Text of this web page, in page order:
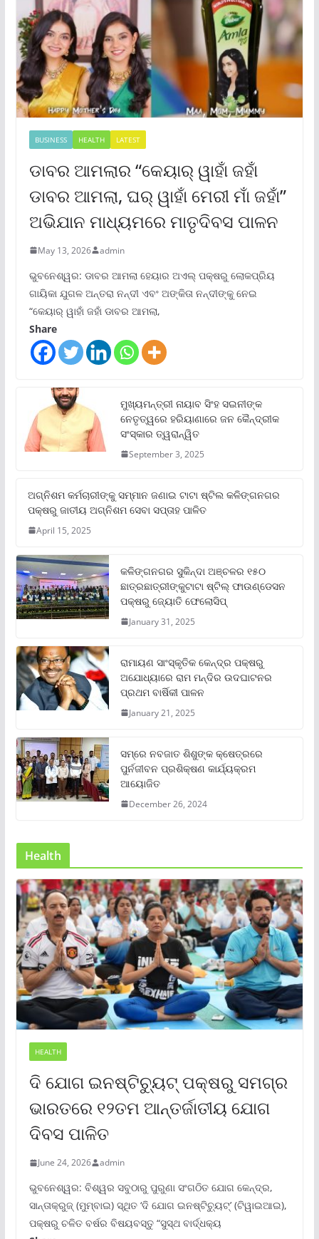
BUSINESS HEALTH LATEST
ଡାବର ଆମଲାର “କେୟାର୍ ୱାହାଁ ଜହାଁ
ଡାବର ଆମଲା, ଘର୍ ୱାହାଁ ମେରୀ ମାଁ ଜହାଁ”
ଅଭିଯାନ ମାଧ୍ୟମରେ ମାତୃଦିବସ ପାଳନ
May 13, 2026 admin
ଭୁବନେଶ୍ୱର: ଡାବର ଆମଲା ହେୟାର ଅଏଲ୍ ପକ୍ଷରୁ ଲୋକପ୍ରିୟ
ଗାୟିକା ଯୁଗଳ ଅନ୍ତରା ନନ୍ଦୀ ଏବଂ ଅଙ୍କିତା ନନ୍ଦୀଙ୍କୁ ନେଇ
“କେୟାର୍ ୱାହାଁ ଜହାଁ ଡାବର ଆମଲା,
Share
ମୁଖ୍ୟମନ୍ତ୍ରୀ ନାୟାବ ସିଂହ ସଇନୀଙ୍କ
ନେତୃତ୍ୱରେ ହରିୟାଣାରେ ଜନ କୈନ୍ଦ୍ରୀକ
ସଂସ୍କାର ତ୍ୱରାନ୍ୱିତ
September 3, 2025
ଅଗ୍ନିଶମ କର୍ମଚାରୀଙ୍କୁ ସମ୍ମାନ ଜଣାଇ ଟାଟା ଷ୍ଟିଲ କଳିଙ୍ଗନଗର
ପକ୍ଷରୁ ଜାତୀୟ ଅଗ୍ନିଶମ ସେବା ସପ୍ତାହ ପାଳିତ
April 15, 2025
କଳିଙ୍ଗନଗର ସୁକିନ୍ଦା ଅଞ୍ଚଳର ୧୫୦
ଛାତ୍ରଛାତ୍ରୀଙ୍କୁଟାଟା ଷ୍ଟିଲ୍ ଫାଉଣ୍ଡେସନ
ପକ୍ଷରୁ ଜ୍ୟୋତି ଫେଲୋସିପ୍‌
January 31, 2025
ରାମାୟଣ ସାଂସ୍କୃତିକ କେନ୍ଦ୍ର ପକ୍ଷରୁ
ଅଯୋଧ୍ୟାରେ ରାମ ମନ୍ଦିର ଉଦଘାଟନର
ପ୍ରଥମ ବାର୍ଷିକୀ ପାଳନ
January 21, 2025
ସମ୍‌ରେ ନବଜାତ ଶିଶୁଙ୍କ କ୍ଷେତ୍ରରେ
ପୁର୍ନଜୀବନ ପ୍ରଶିକ୍ଷଣ କାର୍ଯ୍ୟକ୍ରମ
ଆୟୋଜିତ
December 26, 2024
Health
HEALTH
ଦି ଯୋଗ ଇନଷ୍ଟିଚ୍ୟୁଟ୍ ପକ୍ଷରୁ ସମଗ୍ର
ଭାରତରେ ୧୨ତମ ଆନ୍ତର୍ଜାତୀୟ ଯୋଗ
ଦିବସ ପାଳିତ
June 24, 2026 admin
ଭୁବନେଶ୍ୱର: ବିଶ୍ୱର ସବୁଠାରୁ ପୁରୁଣା ସଂଗଠିତ ଯୋଗ କେନ୍ଦ୍ର,
ସାନ୍ତାକ୍ରୁଜ୍ (ମୁମ୍ବାଇ) ସ୍ଥିତ ‘ଦି ଯୋଗ ଇନଷ୍ଟିଚ୍ୟୁଟ୍‌’ (ଟିୱାଇଆଇ),
ପକ୍ଷରୁ ଚଳିତ ବର୍ଷର ବିଷୟବସ୍ତୁ “ସୁସ୍ଥ ବାର୍ଦ୍ଧକ୍ୟ